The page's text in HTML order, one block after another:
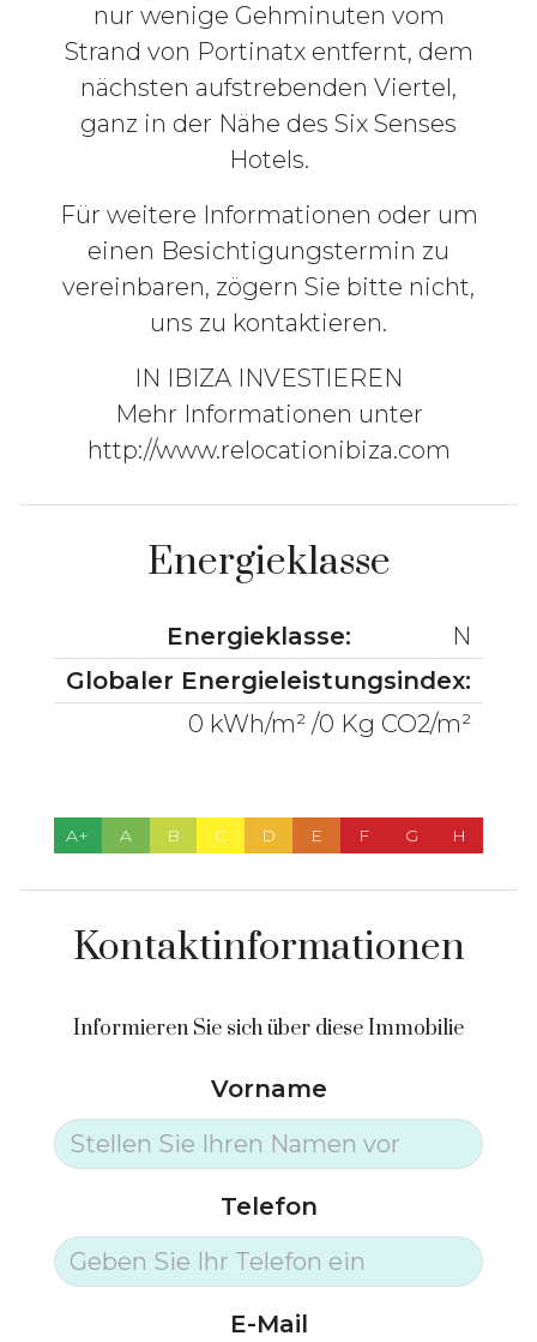
nur wenige Gehminuten vom
Strand von Portinatx entfernt, dem
nächsten aufstrebenden Viertel,
ganz in der Nähe des Six Senses
Hotels.
Für weitere Informationen oder um
einen Besichtigungstermin zu
vereinbaren, zögern Sie bitte nicht,
uns zu kontaktieren.
IN IBIZA INVESTIEREN
Mehr Informationen unter
http://www.relocationibiza.com
Energieklasse
Energieklasse:
N
Globaler Energieleistungsindex:
0 kWh/m² /0 Kg CO2/m²
A+ A B C D E F G H
Kontaktinformationen
Informieren Sie sich über diese Immobilie
Vorname
Telefon
E-Mail